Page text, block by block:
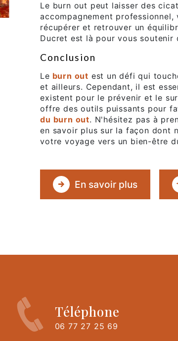
Le burn out peut laisser des
accompagnement
récupérer et retrouver un
Ducret est là pour vous soutenir
Conclusion
Le burn out est un défi qui
et ailleurs. Cependant, il est
existent pour le prévenir et le
offre des outils puissants pour
du burn out. N'hésitez pas à
en savoir plus sur la façon dont
votre voyage vers un bien-être
En savoir plus
Téléphone
06 77 27 25 69